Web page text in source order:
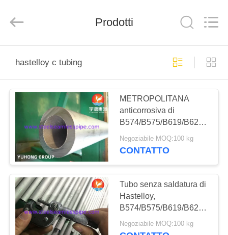
PRODOTTI
CIRCA
NOI
GIRO
DELLA
FABBRICA
Yuhong
Group
Prodotti
hastelloy c tubing
METROPOLITANA
anticorrosiva di
B574/B575/B619/B622
Hastelloy C22,
METROPOLITANA di
Negoziabile MOQ:100 kg
CONTATTO
Tubo senza saldatura di
Hastelloy,
B574/B575/B619/B622,
metropolitana di
Hastelloy C 276
Negoziabile MOQ:100 kg